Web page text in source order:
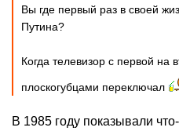
Вы где первый раз в своей
Путина?
Когда телевизор с первой на
плоскогубцами переключал
В 1985 году показывали